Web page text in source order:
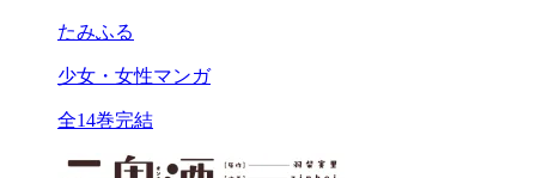
たみふる
少女・女性マンガ
全14巻完結